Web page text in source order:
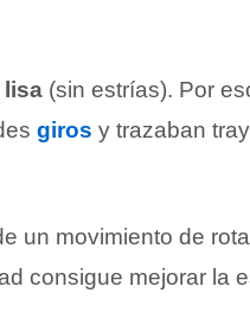
lisa (sin estrías). Por
giros y trazaban
un movimiento de
consigue mejorar la